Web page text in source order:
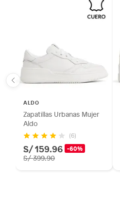
ALDO
Zapatillas Urbanas Mujer
Aldo
(6)
S/ 159.96 -60%
S/ 399.90